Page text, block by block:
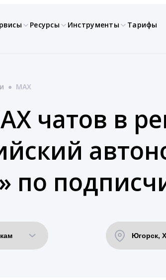
Ресурсы Инструменты Тарифы
● MAX
чатов в
по